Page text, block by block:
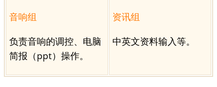
音响组
负责音响的调控、电脑
简报（ppt）操作。
资讯组
中英文资料输入等。